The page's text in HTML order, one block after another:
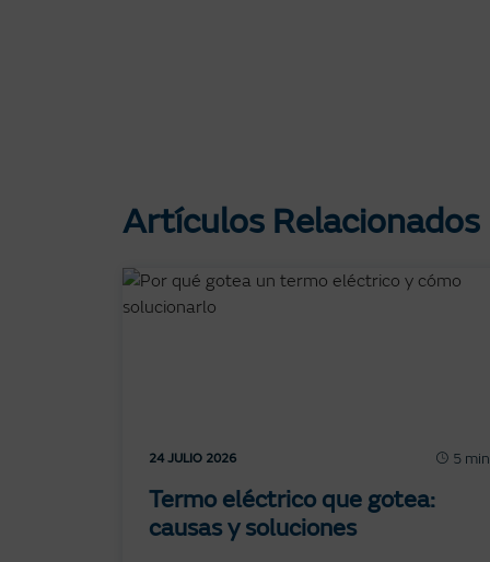
Artículos Relacionados
24 JULIO 2026 5 min
Termo eléctrico que gotea:
causas y soluciones